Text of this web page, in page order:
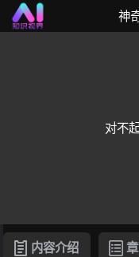
神
对不
内容介绍